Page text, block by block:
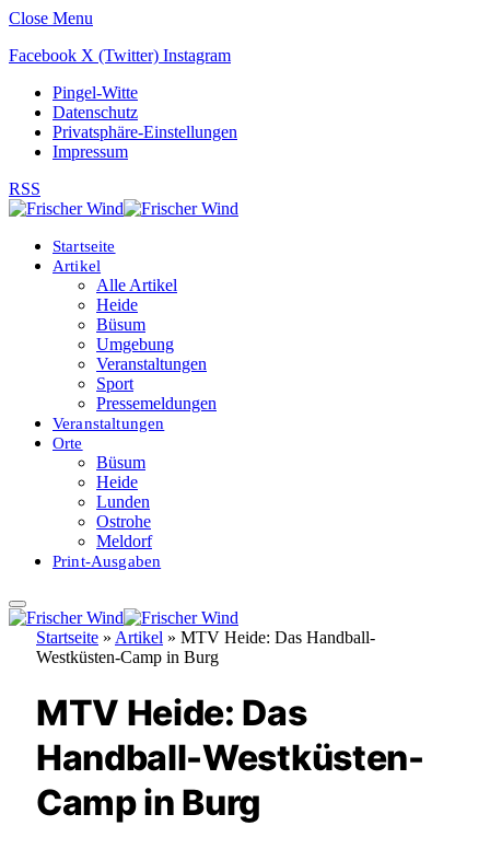
Close Menu
Facebook X (Twitter) Instagram
Pingel-Witte
Datenschutz
Privatsphäre-Einstellungen
Impressum
RSS
Startseite
Artikel
Alle Artikel
Heide
Büsum
Umgebung
Veranstaltungen
Sport
Pressemeldungen
Veranstaltungen
Orte
Büsum
Heide
Lunden
Ostrohe
Meldorf
Print-Ausgaben
Startseite » Artikel » MTV Heide: Das Handball-
Westküsten-Camp in Burg
MTV Heide: Das
Handball-Westküsten-
Camp in Burg